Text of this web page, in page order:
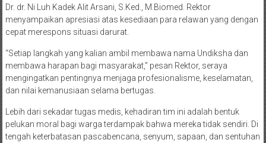
Dr. dr. Ni Luh Kadek Alit Arsani, S.Ked., M.Biomed. Rektor
menyampaikan apresiasi atas kesediaan para relawan yang dengan
cepat merespons situasi darurat.
“Setiap langkah yang kalian ambil membawa nama Undiksha dan
membawa harapan bagi masyarakat,” pesan Rektor, seraya
mengingatkan pentingnya menjaga profesionalisme, keselamatan,
dan nilai kemanusiaan selama bertugas.
Lebih dari sekadar tugas medis, kehadiran tim ini adalah bentuk
pelukan moral bagi warga terdampak bahwa mereka tidak sendiri. Di
tengah keterbatasan pascabencana, senyum, sapaan, dan sentuhan